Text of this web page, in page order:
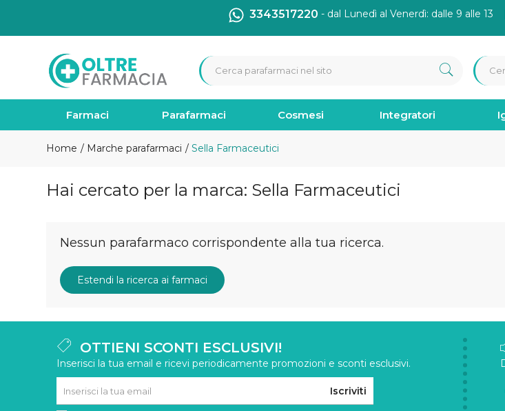
3343517220 - dal Lunedì al Venerdì: dalle 9 alle
Farmaci Parafarmaci Cosmesi Integratori
Home Marche parafarmaci Sella Farmaceutici
Hai cercato per la marca: Sella Farmaceutici
Nessun parafarmaco corrispondente alla tua ricerca.
Estendi la ricerca ai farmaci
OTTIENI SCONTI ESCLUSIVI!
Inserisci la tua email e ricevi periodicamente promozioni e sconti esclusivi.
Iscriviti